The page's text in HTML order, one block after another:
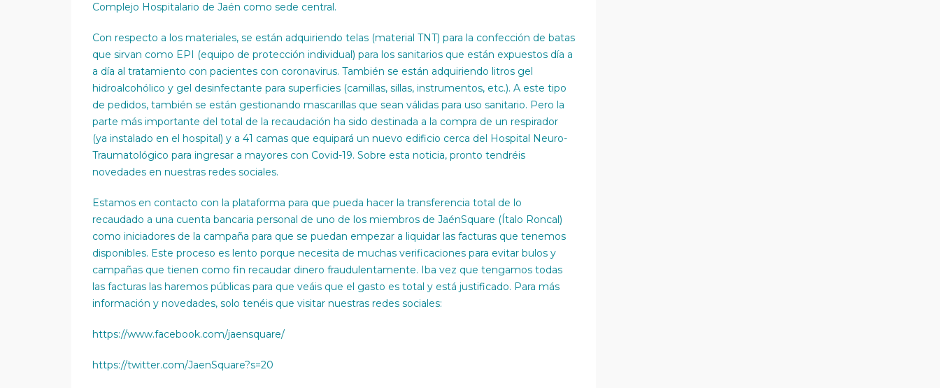
Complejo Hospitalario de Jaén como sede central.
Con respecto a los materiales, se están adquiriendo telas (material TNT) para la confección de batas
que sirvan como EPI (equipo de protección individual) para los sanitarios que están expuestos día a
a día al tratamiento con pacientes con coronavirus. También se están adquiriendo litros gel
hidroalcohólico y gel desinfectante para superficies (camillas, sillas, instrumentos, etc.). A este tipo
de pedidos, también se están gestionando mascarillas que sean válidas para uso sanitario. Pero la
parte más importante del total de la recaudación ha sido destinada a la compra de un respirador
(ya instalado en el hospital) y a 41 camas que equipará un nuevo edificio cerca del Hospital Neuro-
Traumatológico para ingresar a mayores con Covid-19. Sobre esta noticia, pronto tendréis
novedades en nuestras redes sociales.
Estamos en contacto con la plataforma para que pueda hacer la transferencia total de lo
recaudado a una cuenta bancaria personal de uno de los miembros de JaénSquare (Ítalo Roncal)
como iniciadores de la campaña para que se puedan empezar a liquidar las facturas que tenemos
disponibles. Este proceso es lento porque necesita de muchas verificaciones para evitar bulos y
campañas que tienen como fin recaudar dinero fraudulentamente. Iba vez que tengamos todas
las facturas las haremos públicas para que veáis que el gasto es total y está justificado. Para más
información y novedades, solo tenéis que visitar nuestras redes sociales:
https://www.facebook.com/jaensquare/
https://twitter.com/JaenSquare?s=20